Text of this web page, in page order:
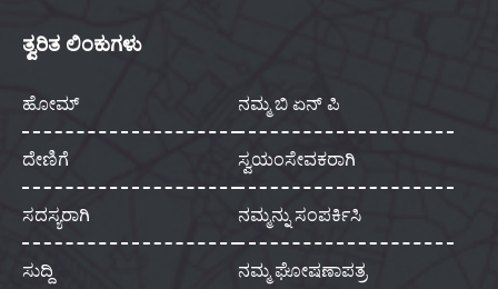
ತ್ವರಿತ ಲಿಂಕುಗಳು
ಹೋಮ್ ನಮ್ಮ ಬಿ ಏನ್ ಪಿ
ದೇಣಿಗೆ ಸ್ವಯಂಸೇವಕರಾಗಿ
ಸದಸ್ಯರಾಗಿ ನಮ್ಮನ್ನು ಸಂಪರ್ಕಿಸಿ
ಸುದ್ದಿ ನಮ್ಮ ಘೋಷಣಾಪತ್ರ